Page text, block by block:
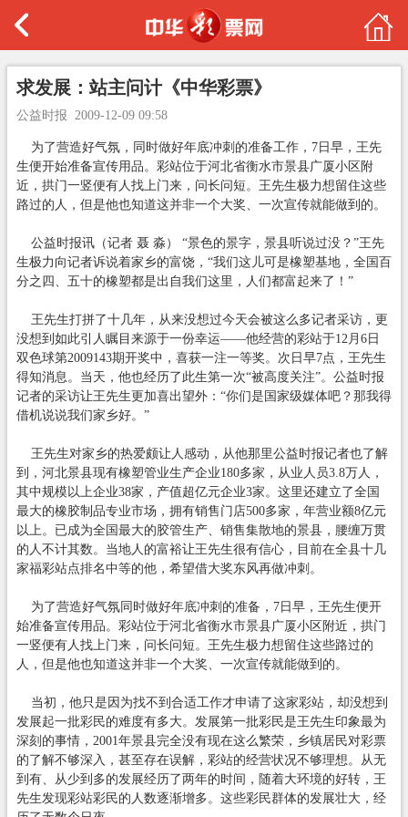
求发展：站主问计《中华彩票》
公益时报 2009-12-09 09:58
为了营造好气氛，同时做好年底冲刺的准备工作，7日早，王先
生便开始准备宣传用品。彩站位于河北省衡水市景县广厦小区附
近，拱门一竖便有人找上门来，问长问短。王先生极力想留住这些
路过的人，但是他也知道这并非一个大奖、一次宣传就能做到的。
公益时报讯（记者 聂 淼） “景色的景字，景县听说过没？”王先
生极力向记者诉说着家乡的富饶，“我们这儿可是橡塑基地，全国百
分之四、五十的橡塑都是出自我们这里，人们都富起来了！”
王先生打拼了十几年，从来没想过今天会被这么多记者采访，更
没想到如此引人瞩目来源于一份幸运——他经营的彩站于12月6日
双色球第2009143期开奖中，喜获一注一等奖。次日早7点，王先生
得知消息。当天，他也经历了此生第一次“被高度关注”。公益时报
记者的采访让王先生更加喜出望外：“你们是国家级媒体吧？那我得
借机说说我们家乡好。”
王先生对家乡的热爱颇让人感动，从他那里公益时报记者也了解
到，河北景县现有橡塑管业生产企业180多家，从业人员3.8万人，
其中规模以上企业38家，产值超亿元企业3家。这里还建立了全国
最大的橡胶制品专业市场，拥有销售门店500多家，年营业额8亿元
以上。已成为全国最大的胶管生产、销售集散地的景县，腰缠万贯
的人不计其数。当地人的富裕让王先生很有信心，目前在全县十几
家福彩站点排名中等的他，希望借大奖东风再做冲刺。
为了营造好气氛同时做好年底冲刺的准备，7日早，王先生便开
始准备宣传用品。彩站位于河北省衡水市景县广厦小区附近，拱门
一竖便有人找上门来，问长问短。王先生极力想留住这些路过的
人，但是他也知道这并非一个大奖、一次宣传就能做到的。
当初，他只是因为找不到合适工作才申请了这家彩站，却没想到
发展起一批彩民的难度有多大。发展第一批彩民是王先生印象最为
深刻的事情，2001年景县完全没有现在这么繁荣，乡镇居民对彩票
的了解不够深入，甚至存在误解，彩站的经营状况不够理想。从无
到有、从少到多的发展经历了两年的时间，随着大环境的好转，王
先生发现彩站彩民的人数逐渐增多。这些彩民群体的发展壮大，经